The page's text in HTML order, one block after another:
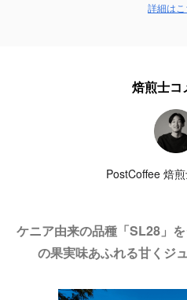
詳細はこ
焙煎士コ
PostCoffee 焙
ケニア由来の品種「SL28」
の果実味あふれる甘くジ